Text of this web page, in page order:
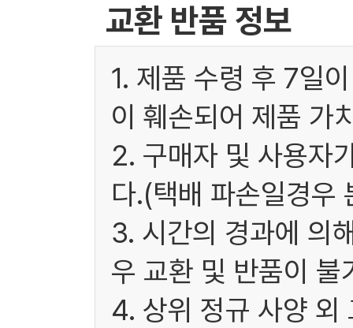
교환 반품 정보
1. 제품 수령 후 7일
이 훼손되어 제품 가
2. 구매자 및 사용자
다.(택배 파손일경우
3. 시간의 경과에 의
우 교환 및 반품이 불
4. 상위 정규 사양 외